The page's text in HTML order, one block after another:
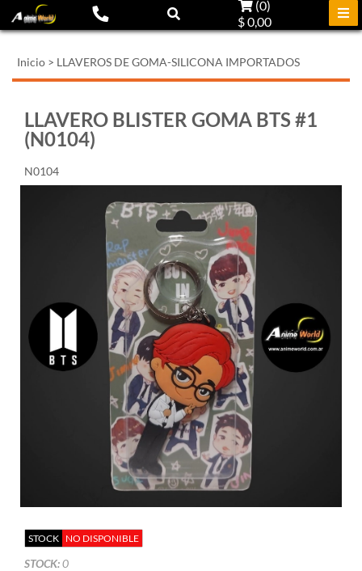
(0)
$ 0,00
Inicio > LLAVEROS DE GOMA-SILICONA IMPORTADOS
LLAVERO BLISTER GOMA BTS #1
(N0104)
N0104
STOCK NO DISPONIBLE
STOCK:0